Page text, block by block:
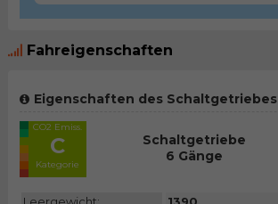
Fahreigenschaften
Eigenschaften des Schaltgetriebes
CO2 Emiss.
C
Kategorie
Schaltgetriebe
6 Gänge